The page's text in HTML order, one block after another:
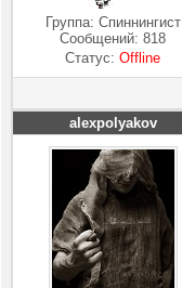
Группа: Спиннингист
Сообщений:818
Статус:Offline
alexpolyakov